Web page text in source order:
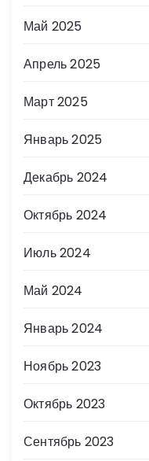
Май 2025
Апрель 2025
Март 2025
Январь 2025
Декабрь 2024
Октябрь 2024
Июль 2024
Май 2024
Январь 2024
Ноябрь 2023
Октябрь 2023
Сентябрь 2023